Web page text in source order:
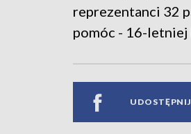
reprezentanci 32
pomóc - 16-letniej